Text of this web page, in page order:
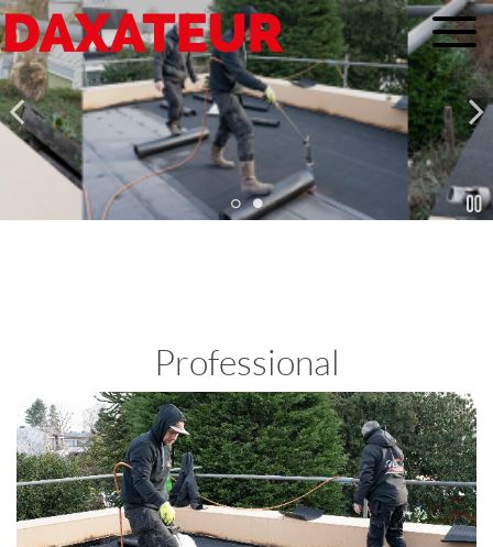
Daxateur: absolute specialist in
dak werkzaamheden!
Professional